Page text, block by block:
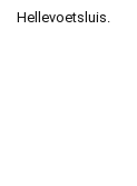
Hellevoetsluis.